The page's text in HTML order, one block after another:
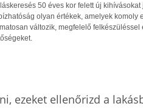
50 éves kor felett új
olyan értékek, amelyek komoly
változik, megfelelő
ezeket ellenőrizd a